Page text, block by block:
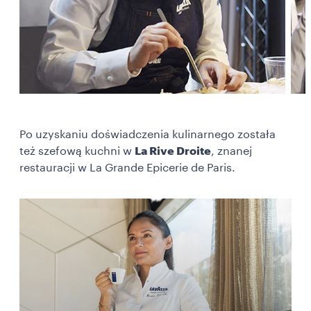
Po uzyskaniu doświadczenia kulinarnego została
też szefową kuchni w La Rive Droite, znanej
restauracji w La Grande Epicerie de Paris.